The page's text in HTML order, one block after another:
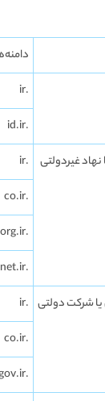
.ir
.id.ir
غیردولتی
.ir
.co.ir
.org.ir
.net.ir
یا شرکت دولتی .ir
.co.ir
.gov.ir